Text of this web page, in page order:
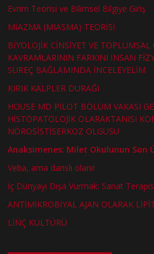
Evrim Teorisi ve Bilimsel Bilgiye Giriş
MİAZMA (MIASMA) TEORİSİ
BİYOLOJİK CİNSİYET VE TOPLUMSAL
KAVRAMLARININ FARKINI İNSAN
SÜREÇ BAĞLAMINDA İNCELEYELİM
KIRIK KALPLER DURAĞI
HOUSE MD PİLOT BÖLÜM VAKASI
HİSTOPATOLOJİK OLARAKTANISI
NÖROSİSTİSERKOZ OLGUSU
Anaksimenes: Milet Okulunun Son
Veba, ama danslı olanı!
İç Dünyayı Dışa Vurmak: Sanat
ANTİMİKROBİYAL AJAN OLARAK
LİNÇ KÜLTÜRÜ